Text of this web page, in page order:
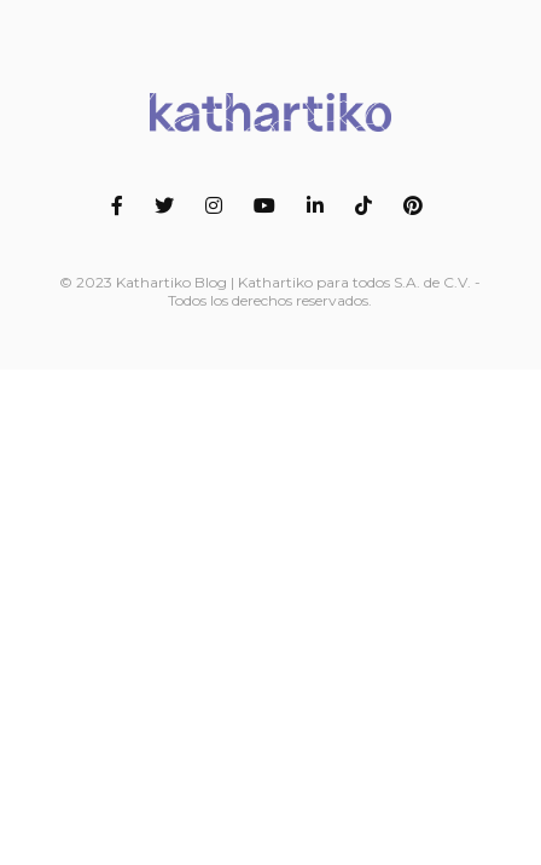
© 2023 Kathartiko Blog | Kathartiko para todos S.A. de C.V. -
Todos los derechos reservados.